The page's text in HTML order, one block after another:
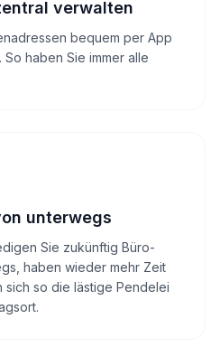
verwalten
bequem per App
haben Sie immer alle
unterwegs
Sie zukünftig Büro-
haben wieder mehr Zeit
sich so die lästige Pendelei